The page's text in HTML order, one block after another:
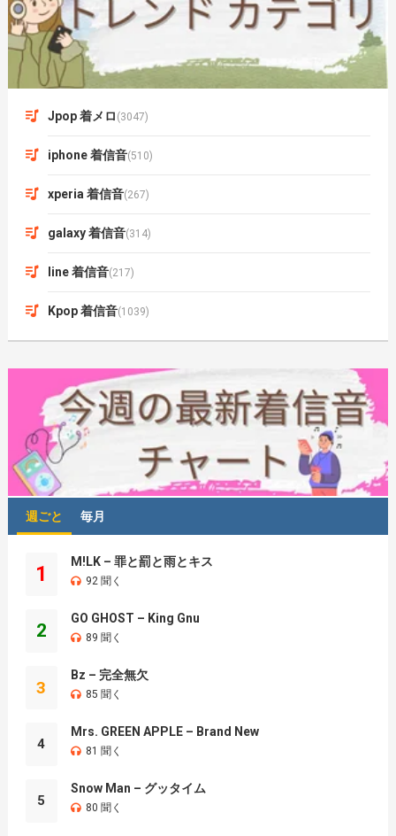
Jpop 着メロ (3047)
iphone 着信音(510)
xperia 着信音(267)
galaxy 着信音(314)
line 着信音(217)
Kpop 着信音(1039)
週ごと 毎月
1
M!LK – 罪と罰と雨とキス
92 聞く
2
GO GHOST – King Gnu
89 聞く
3
Bz – 完全無欠
85 聞く
4
Mrs. GREEN APPLE – Brand New
81 聞く
5
Snow Man – グッタイム
80 聞く